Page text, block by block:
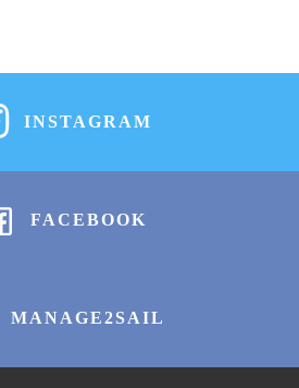
INSTAGRAM
FACEBOOK
MANAGE2SAIL